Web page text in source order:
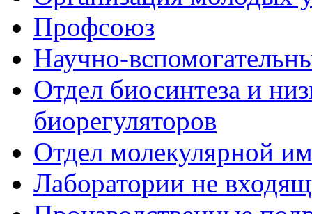
Профсоюз
Научно-
Отдел биосинтеза и
биорегуляторов
Отдел молекулярной
Лаборатории не